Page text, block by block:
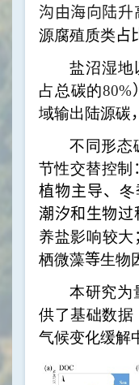
沟由海向陆升
源腐殖质类占
盐沼湿地
占总碳的80%）
域输出陆源碳
不同形态
节性交替控制
植物主导、 冬
潮汐和生物过
养盐影响较大
栖微藻等生物
本研究为
供了基础数据
气候变化缓解